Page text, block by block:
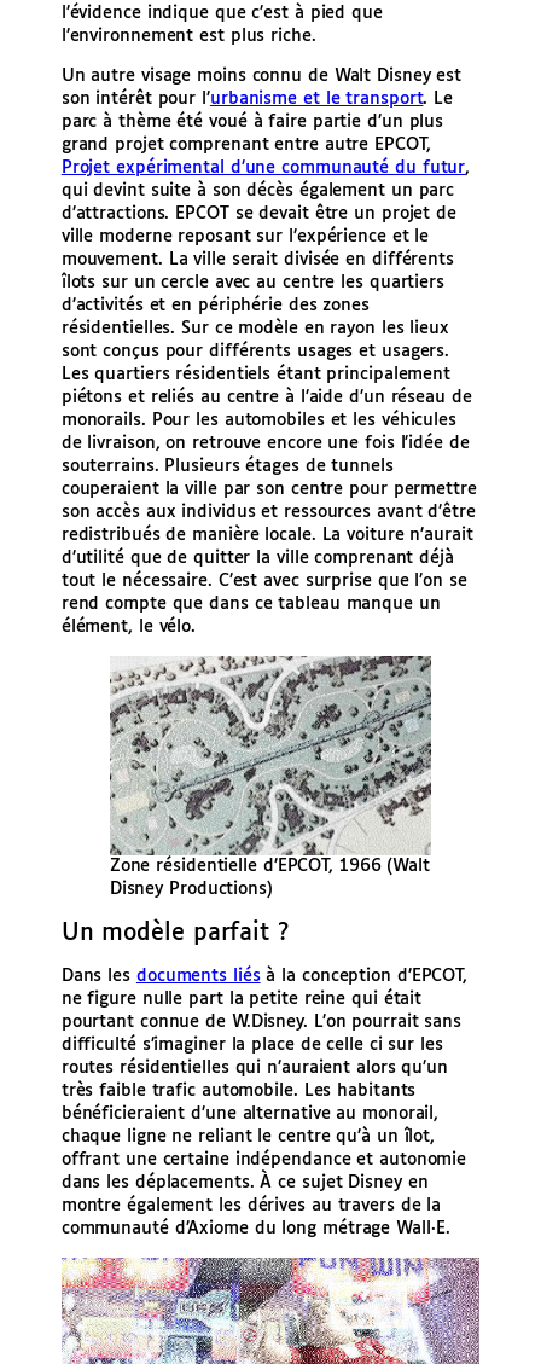
l’évidence indique que c’est à pied que
l’environnement est plus riche.
Un autre visage moins connu de Walt Disney est
son intérêt pour l’urbanisme et le transport. Le
parc à thème été voué à faire partie d’un plus
grand projet comprenant entre autre EPCOT,
Projet expérimental d’une communauté du futur,
qui devint suite à son décès également un parc
d’attractions. EPCOT se devait être un projet de
ville moderne reposant sur l’expérience et le
mouvement. La ville serait divisée en différents
îlots sur un cercle avec au centre les quartiers
d’activités et en périphérie des zones
résidentielles. Sur ce modèle en rayon les lieux
sont conçus pour différents usages et usagers.
Les quartiers résidentiels étant principalement
piétons et reliés au centre à l’aide d’un réseau de
monorails. Pour les automobiles et les véhicules
de livraison, on retrouve encore une fois l’idée de
souterrains. Plusieurs étages de tunnels
couperaient la ville par son centre pour permettre
son accès aux individus et ressources avant d’être
redistribués de manière locale. La voiture n’aurait
d’utilité que de quitter la ville comprenant déjà
tout le nécessaire. C’est avec surprise que l’on se
rend compte que dans ce tableau manque un
élément, le vélo.
Zone résidentielle d’EPCOT, 1966 (Walt
Disney Productions)
Un modèle parfait ?
Dans les documents liésà la conception d’EPCOT,
ne figure nulle part la petite reine qui était
pourtant connue de W.Disney. L’on pourrait sans
difficulté s’imaginer la place de celle ci sur les
routes résidentielles qui n’auraient alors qu’un
très faible trafic automobile. Les habitants
bénéficieraient d’une alternative au monorail,
chaque ligne ne reliant le centre qu’à un îlot,
offrant une certaine indépendance et autonomie
dans les déplacements. À ce sujet Disney en
montre également les dérives au travers de la
communauté d’Axiome du long métrage Wall·E.